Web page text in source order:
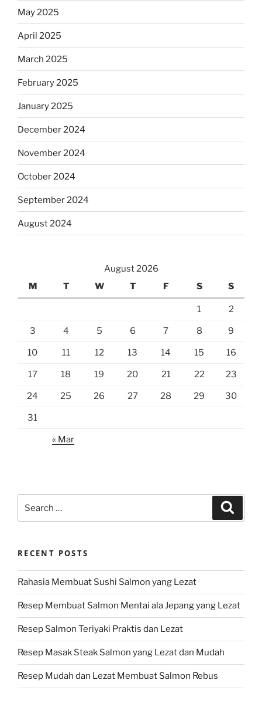
May 2025
April 2025
March 2025
February 2025
January 2025
December 2024
November 2024
October 2024
September 2024
August 2024
August 2026
M
T W T F S S
1 2
3 4 5 6 7 8 9
10 11 12 13 14 15 16
17 18 19 20 21 22 23
24 25 26 27 28 29 30
31
« Mar
for:
RECENT POSTS
Rahasia Membuat Sushi Salmon yang Lezat
Resep Membuat Salmon Mentai ala Jepang yang Lezat
Resep Salmon Teriyaki Praktis dan Lezat
Resep Masak Steak Salmon yang Lezat dan Mudah
Resep Mudah dan Lezat Membuat Salmon Rebus